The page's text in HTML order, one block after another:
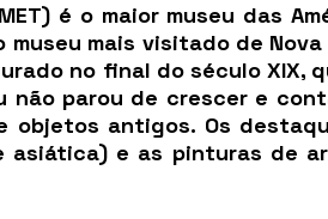
é o maior museu das
mais visitado de Nova
no final do século XIX,
não parou de crescer e
objetos antigos. Os
asiática) e as pinturas de